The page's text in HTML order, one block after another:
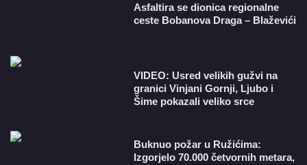
Asfaltira se dionica regionalne
ceste Bobanova Draga – Blaževići
VIDEO: Usred velikih gužvi na
granici Vinjani Gornji, Ljubo i
Šime pokazali veliko srce
Buknuo požar u Ružićima:
Izgorjelo 70.000 četvornih metara,